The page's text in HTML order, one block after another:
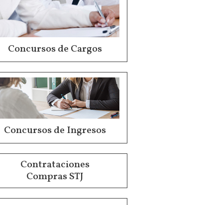
Concursos de Cargos
Concursos de Ingresos
Contrataciones
Compras STJ